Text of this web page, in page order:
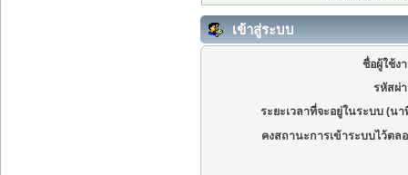
เข้าสู่ระบบ
ชื่อผู้ใช้ง
รหัสผ่
ระยะเวลาที่จะอยู่ในระบบ (นา
คงสถานะการเข้าระบบไว้ตล